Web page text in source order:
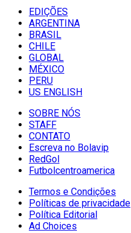
EDIÇÕES
ARGENTINA
BRASIL
CHILE
GLOBAL
MÉXICO
PERU
US ENGLISH
SOBRE NÓS
STAFF
CONTATO
Escreva no Bolavip
RedGol
Futbolcentroamerica
Termos e Condições
Políticas de privacidade
Política Editorial
Ad Choices